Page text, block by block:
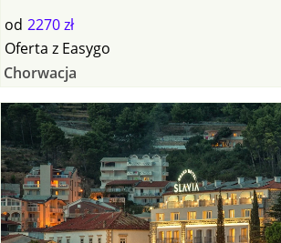
od 2270 zł
Oferta z Easygo
Chorwacja